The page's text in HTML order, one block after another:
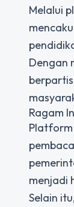
Melalui
Dengan
Ragam
menjadi
Selain itu,